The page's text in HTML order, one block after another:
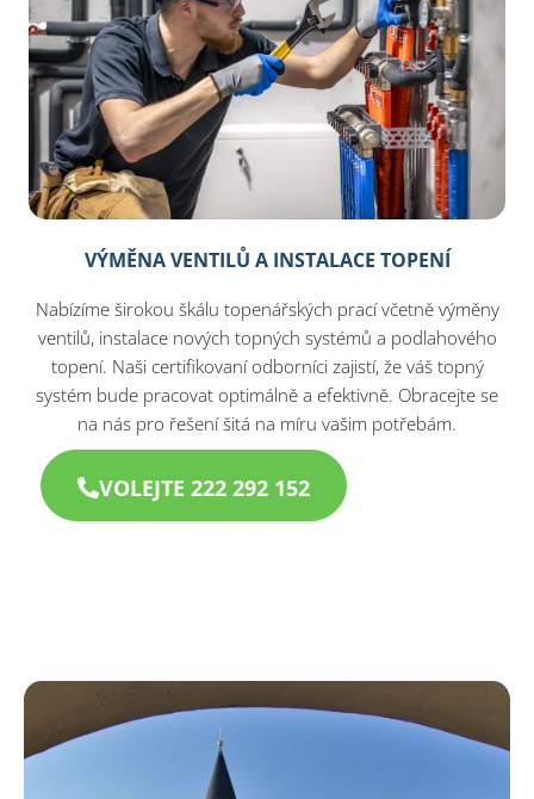
VÝMĚNA VENTILŮ A INSTALACE TOPENÍ
Nabízíme širokou škálu topenářských prací včetně výměny
ventilů, instalace nových topných systémů a podlahového
topení. Naši certifikovaní odborníci zajistí, že váš topný
systém bude pracovat optimálně a efektivně. Obracejte se
na nás pro řešení šitá na míru vašim potřebám.
VOLEJTE 222 292 152